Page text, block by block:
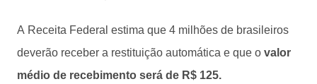
A Receita Federal estima que 4 milhões de brasileiros
deverão receber a restituição automática e que o valor
médio de recebimento será de R$ 125.